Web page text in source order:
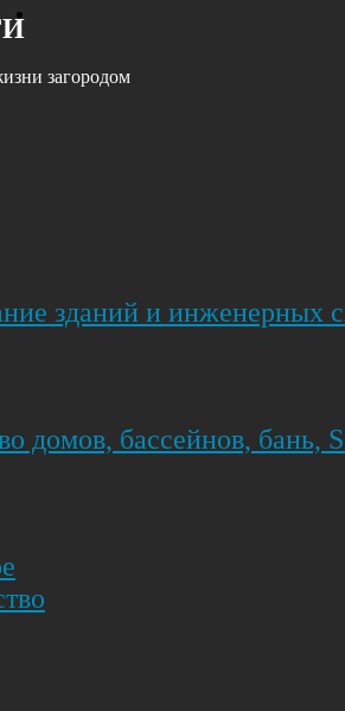
загородом
зданий и инженерных
домов, бассейнов, бань,